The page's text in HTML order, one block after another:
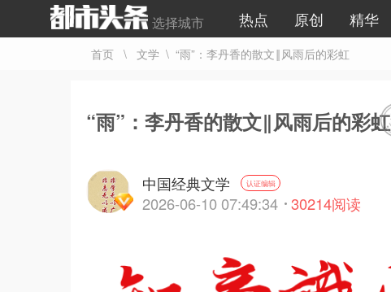
选择城市 热点 原创 精华
首页 \ 文学 \ “雨”：李丹香的散文‖风雨后的彩虹
“雨”：李丹香的散文‖风雨后的彩虹
中国经典文学 认证编辑
2026-06-10 07:49:34 30214阅读